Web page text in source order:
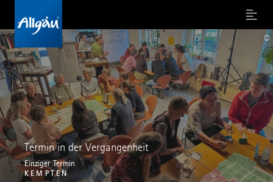
Menu
Termin in der Vergangenheit
Einziger Termin
KEMPTEN
©